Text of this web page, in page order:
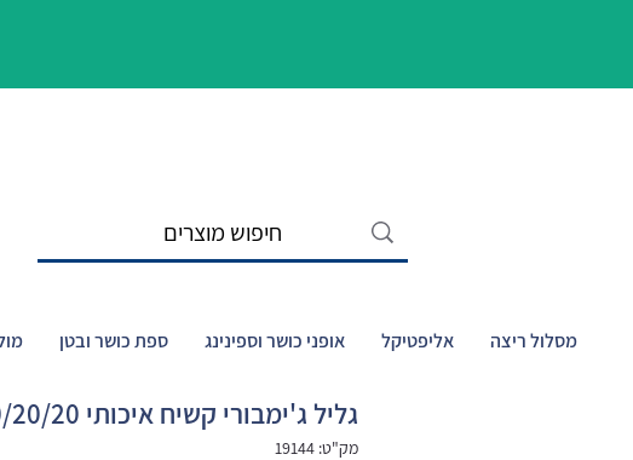
מסלול ריצה אליפטיקל אופני כושר וספינינג ספת כושר ובטן
גליל ג'ימבורי קשיח איכותי 100/20/20
מק"ט: 19144